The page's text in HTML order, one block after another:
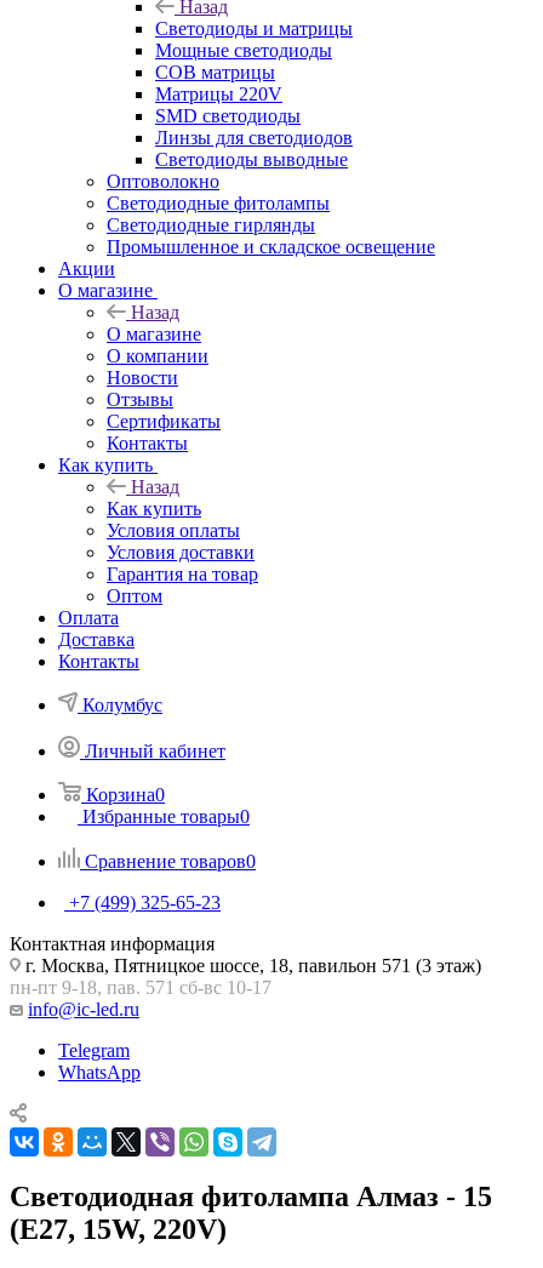
Назад
Светодиоды и матрицы
Мощные светодиоды
COB матрицы
Матрицы 220V
SMD светодиоды
Линзы для светодиодов
Светодиоды выводные
Оптоволокно
Светодиодные фитолампы
Светодиодные гирлянды
Промышленное и складское освещение
Акции
О магазине
Назад
О магазине
О компании
Новости
Отзывы
Сертификаты
Контакты
Как купить
Назад
Как купить
Условия оплаты
Условия доставки
Гарантия на товар
Оптом
Оплата
Доставка
Контакты
Колумбус
Личный кабинет
Корзина0
Избранные товары0
Сравнение товаров0
+7 (499) 325-65-23
Контактная информация
г. Москва, Пятницкое шоссе, 18, павильон 571 (3 этаж)
пн-пт 9-18, пав. 571 сб-вс 10-17
info@ic-led.ru
Telegram
WhatsApp
Светодиодная фитолампа Алмаз - 15
(E27, 15W, 220V)